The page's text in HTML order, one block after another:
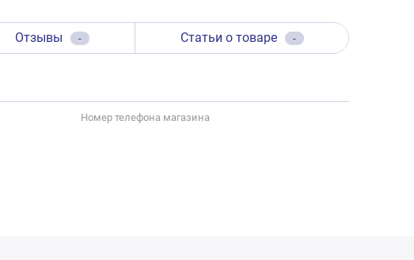
Отзывы - Статьи о товаре -
Номер телефона магазина